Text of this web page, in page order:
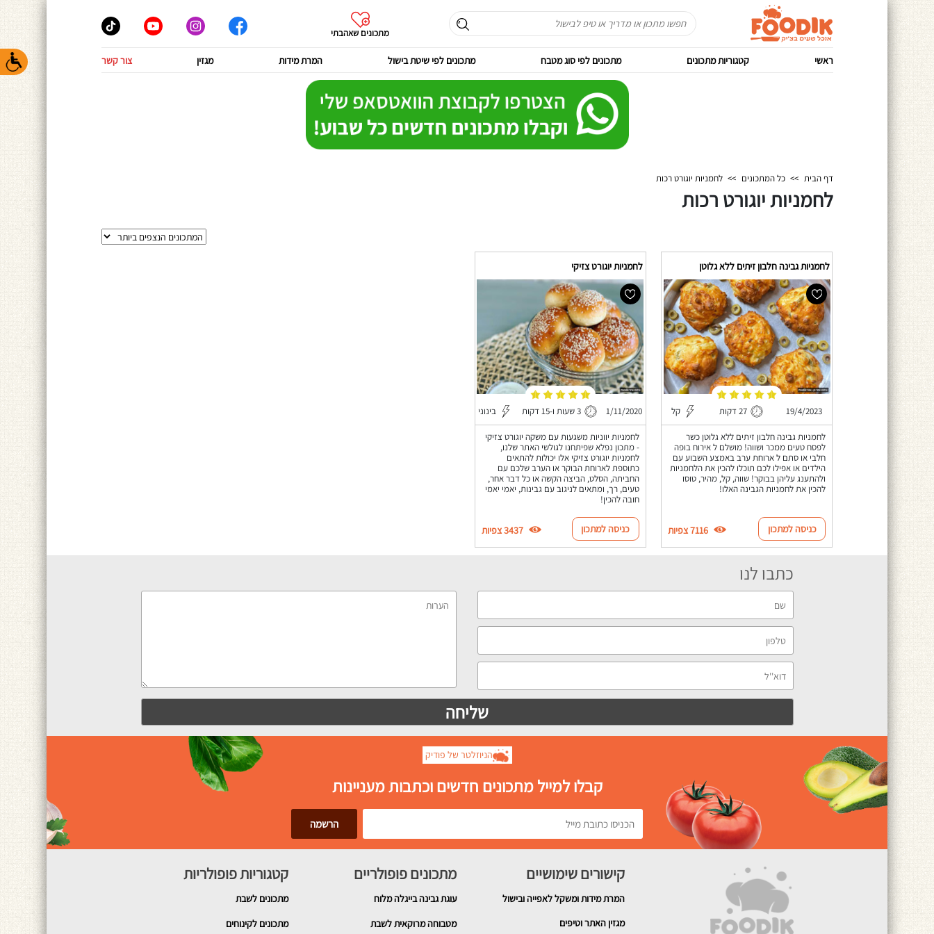
מתכונים שאהבתי
ראשי קטגוריות מתכונים מתכונים לפי סוג מטבח מתכונים לפי שיטת בישול המרת מידות מגזין צור קשר
דף הבית >> כל המתכונים >> לחמניות יוגורט רכות
לחמניות יוגורט רכות
לחמניות גבינה חלבון זיתים ללא גלוטן
19/4/2023 27 דקות קל
לחמניות גבינה חלבון זיתים ללא גלוטן כשר
לפסח טעים ממכר ושווה! מושלם ל אירוח בופה
חלבי או סתם ל ארוחת ערב באמצע השבוע עם
הילדים או אפילו לכם תוכלו להכין את הלחמניות
ולהתענג עליהן בבוקר! שווה, קל, מהיר, טוסו
להכין את לחמניות הגבינה האלו!
כניסה למתכון 7116 צפיות
לחמניות יוגורט צזיקי
1/11/2020 3 שעות ו-15 דקות בינוני
לחמניות יווניות משגעות עם משקה יוגורט צזיקי
- מתכון נפלא שפיתחנו לגולשי האתר שלנו,
לחמניות יוגורט צזיקי אלו יכולות להתאים
כתוספת לארוחת הבוקר או הערב שלכם עם
החביתה, הסלט, הביצה הקשה או כל דבר אחר,
טעים, רך, ומתאים לניגוב עם גבינות, יאמי יאמי
חובה להכין!
כניסה למתכון 3437 צפיות
כתבו לנו
הניוזלטר של פודיק
קבלו למייל מתכונים חדשים וכתבות מעניינות
קישורים שימושיים
המרת מידות ומשקל לאפייה ובישול
מגזין האתר וטיפים
מתכונים פופולריים
עוגת גבינה בייגלה מלוח
מטבוחה מרוקאית לשבת
קטגוריות פופולריות
מתכונים לשבת
מתכונים לקינוחים